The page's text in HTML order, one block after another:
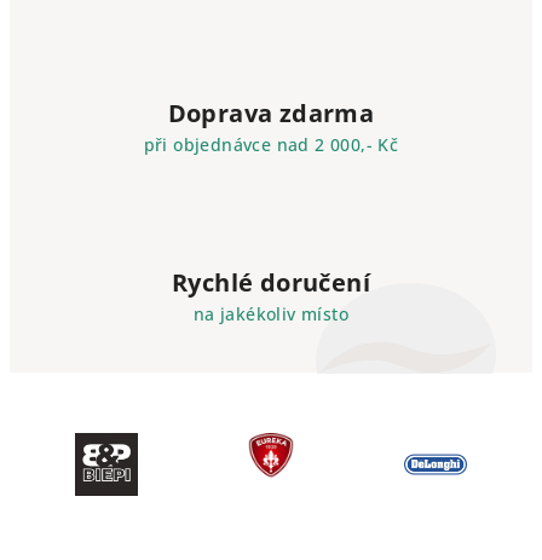
Doprava zdarma
při objednávce nad 2 000,- Kč
Rychlé doručení
na jakékoliv místo